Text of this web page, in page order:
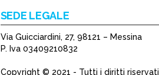
SEDE LEGALE
Via Guicciardini, 27, 98121 – Messina
P. Iva 03409210832
Copyright © 2021 - Tutti i diritti riservati